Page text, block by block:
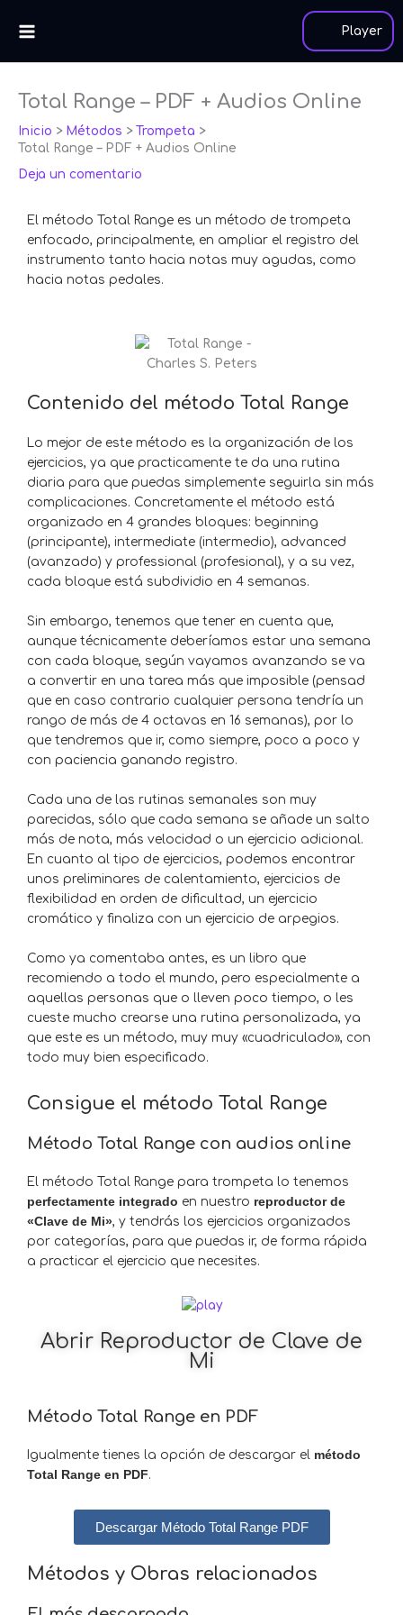
Player
Total Range – PDF + Audios Online
Inicio Métodos
Trompeta
Total Range – PDF + Audios Online
Deja un comentario
El método Total Range es un método de trompeta
enfocado, principalmente, en ampliar el registro del
instrumento tanto hacia notas muy agudas, como
hacia notas pedales.
Contenido del método Total Range
Lo mejor de este método es la organización de los
ejercicios, ya que practicamente te da una rutina
diaria para que puedas simplemente seguirla sin más
complicaciones. Concretamente el método está
organizado en 4 grandes bloques: beginning
(principante), intermediate (intermedio), advanced
(avanzado) y professional (profesional), y a su vez,
cada bloque está subdividio en 4 semanas.
Sin embargo, tenemos que tener en cuenta que,
aunque técnicamente deberíamos estar una semana
con cada bloque, según vayamos avanzando se va
a convertir en una tarea más que imposible (pensad
que en caso contrario cualquier persona tendría un
rango de más de 4 octavas en 16 semanas), por lo
que tendremos que ir, como siempre, poco a poco y
con paciencia ganando registro.
Cada una de las rutinas semanales son muy
parecidas, sólo que cada semana se añade un salto
más de nota, más velocidad o un ejercicio adicional.
En cuanto al tipo de ejercicios, podemos encontrar
unos preliminares de calentamiento, ejercicios de
flexibilidad en orden de dificultad, un ejercicio
cromático y finaliza con un ejercicio de arpegios.
Como ya comentaba antes, es un libro que
recomiendo a todo el mundo, pero especialmente a
aquellas personas que o lleven poco tiempo, o les
cueste mucho crearse una rutina personalizada, ya
que este es un método, muy muy «cuadriculado», con
todo muy bien especificado.
Consigue el método Total Range
Método Total Range con audios online
El método Total Range para trompeta lo tenemos
perfectamente integrado en nuestro reproductor de
«Clave de Mi», y tendrás los ejercicios organizados
por categorías, para que puedas ir, de forma rápida
a practicar el ejercicio que necesites.
Abrir Reproductor de Clave de
Mi
Método Total Range en PDF
Igualmente tienes la opción de descargar el método
Total Range en PDF.
Descargar Método Total Range PDF
Métodos y Obras relacionados